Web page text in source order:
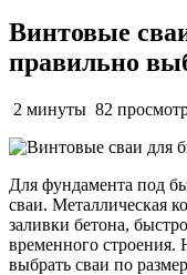
Винтовые
правильно
2 минуты 82
Для фундамента под
сваи. Металлическая
заливки бетона,
временного строения.
выбрать сваи по